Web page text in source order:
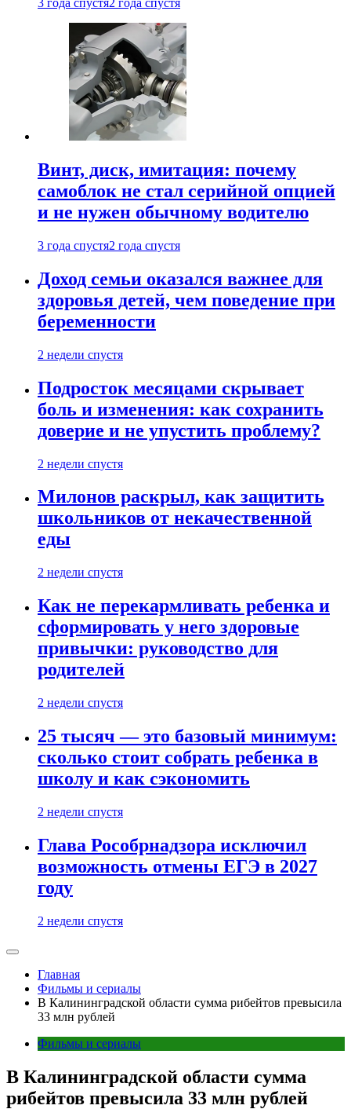
3 года спустя2 года спустя
Винт, диск, имитация: почему
самоблок не стал серийной опцией
и не нужен обычному водителю
3 года спустя2 года спустя
Доход семьи оказался важнее для
здоровья детей, чем поведение при
беременности
2 недели спустя
Подросток месяцами скрывает
боль и изменения: как сохранить
доверие и не упустить проблему?
2 недели спустя
Милонов раскрыл, как защитить
школьников от некачественной
еды
2 недели спустя
Как не перекармливать ребенка и
сформировать у него здоровые
привычки: руководство для
родителей
2 недели спустя
25 тысяч — это базовый минимум:
сколько стоит собрать ребенка в
школу и как сэкономить
2 недели спустя
Глава Рособрнадзора исключил
возможность отмены ЕГЭ в 2027
году
2 недели спустя
Главная
Фильмы и сериалы
В Калининградской области сумма рибейтов превысила
33 млн рублей
Фильмы и сериалы
В Калининградской области сумма
рибейтов превысила 33 млн рублей